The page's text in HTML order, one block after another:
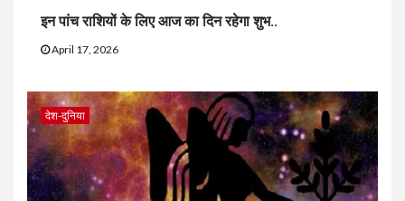
इन पांच राशियों के लिए आज का दिन रहेगा शुभ..
April 17, 2026
देश-दुनिया